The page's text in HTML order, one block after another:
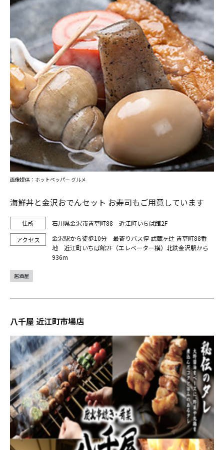
海鮮丼と金沢おでんセット お寿司もご用意しています
石川県金沢市青草町88 近江町いちば館2F
金沢駅から徒歩10分 最寄りバス停 武蔵ヶ辻 青草町88番
地 近江町いちば館2F（エレベーター横）北鉄金沢駅から
936m
画像提供：ホットペッパー グルメ
居酒屋
八千屋 近江町市場店